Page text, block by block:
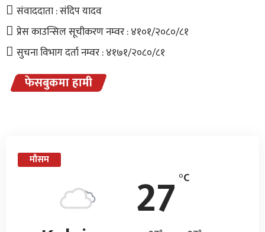
संवाददाता : संदिप यादव
प्रेस काउन्सिल सूचीकरण नम्वर : ४१०१/२०८०/८१
सुचना विभाग दर्ता नम्वर : ४१७१/२०८०/८१
फेसबुकमा हामी
मौसम
27 °C